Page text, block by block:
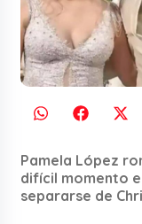
Pamela López
difícil momento
separarse de